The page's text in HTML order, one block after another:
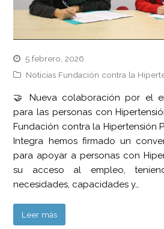
5 febrero, 2026
Noticias Fundación contra la
🤝 Nueva colaboración por el
para las personas con
Fundación contra la Hipertensión
Integra hemos firmado un
para apoyar a personas con
su acceso al empleo,
necesidades, capacidades y…
Leer más